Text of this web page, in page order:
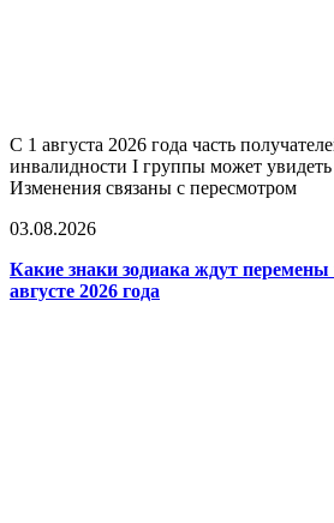
С 1 августа 2026 года часть
инвалидности I группы может
Изменения связаны с пересмотром
03.08.2026
Какие знаки зодиака ждут
августе 2026 года